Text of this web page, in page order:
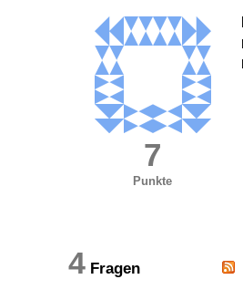
7
Punkte
4 Fragen